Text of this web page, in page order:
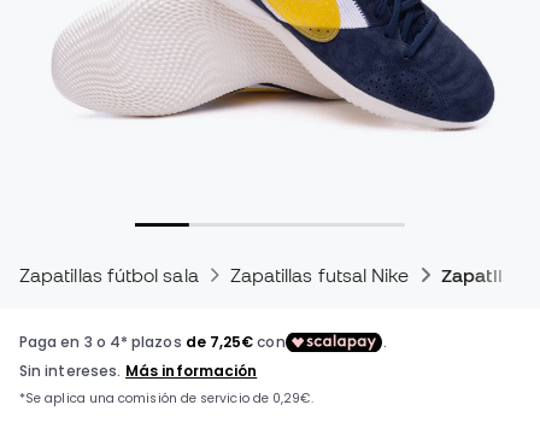
Zapatillas fútbol sala Zapatillas futsal Nike Zapatillas